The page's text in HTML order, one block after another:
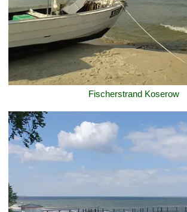
Fischerstrand Koserow